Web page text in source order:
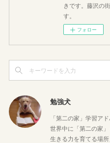
きです。藤沢の
す。
フォロー
勉強犬
「第二の家」学習アド
世界中に「第二の家
生きる力を育てる場